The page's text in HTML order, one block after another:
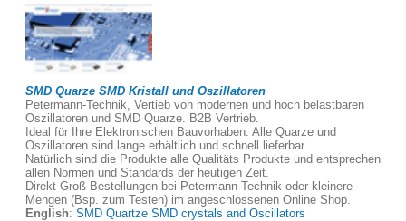
SMD Quarze SMD Kristall und Oszillatoren
Petermann-Technik, Vertieb von modernen und hoch belastbaren
Oszillatoren und SMD Quarze. B2B Vertrieb.
Ideal für Ihre Elektronischen Bauvorhaben. Alle Quarze und
Oszillatoren sind lange erhältlich und schnell lieferbar.
Natürlich sind die Produkte alle Qualitäts Produkte und entsprechen
allen Normen und Standards der heutigen Zeit.
Direkt Groß Bestellungen bei Petermann-Technik oder kleinere
Mengen (Bsp. zum Testen) im angeschlossenen Online Shop.
English: SMD Quartze SMD crystals and Oscillators